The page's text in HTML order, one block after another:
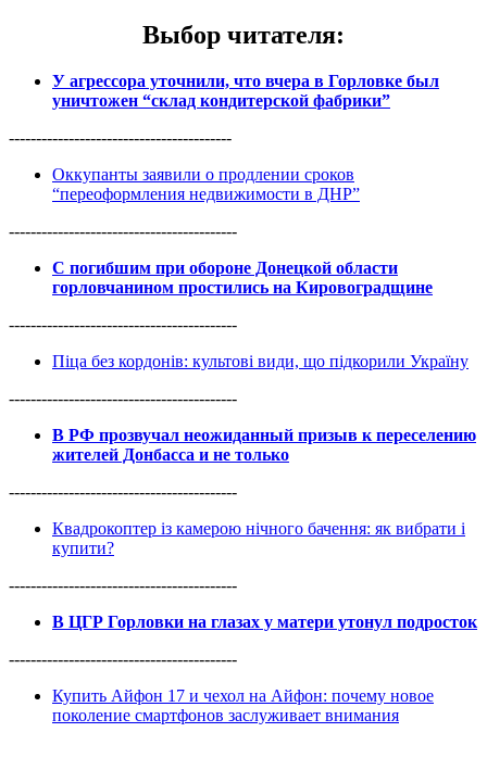
Выбор читателя:
У агрессора уточнили, что вчера в Горловке был
уничтожен “склад кондитерской фабрики”
-----------------------------------------
Оккупанты заявили о продлении сроков
“переоформления недвижимости в ДНР”
------------------------------------------
С погибшим при обороне Донецкой области
горловчанином простились на Кировоградщине
------------------------------------------
Піца без кордонів: культові види, що підкорили Україну
------------------------------------------
В РФ прозвучал неожиданный призыв к переселению
жителей Донбасса и не только
------------------------------------------
Квадрокоптер із камерою нічного бачення: як вибрати і
купити?
------------------------------------------
В ЦГР Горловки на глазах у матери утонул подросток
------------------------------------------
Купить Айфон 17 и чехол на Айфон: почему новое
поколение смартфонов заслуживает внимания